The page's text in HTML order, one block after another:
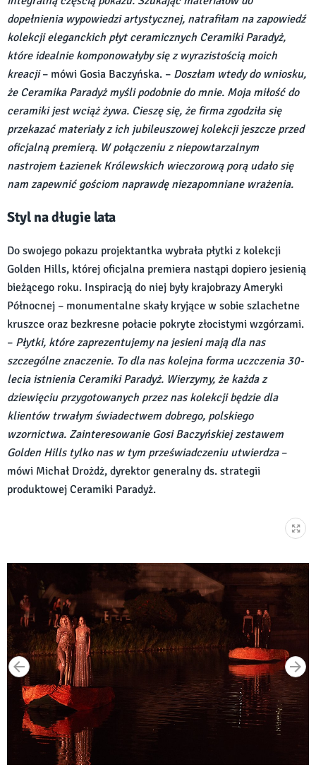
dopełnienia wypowiedzi artystycznej, natrafiłam na zapowiedź
kolekcji eleganckich płyt ceramicznych Ceramiki Paradyż,
które idealnie komponowałyby się z wyrazistością moich
kreacji– mówi Gosia Baczyńska. – Doszłam wtedy do wniosku,
że Ceramika Paradyż myśli podobnie do mnie. Moja miłość do
ceramiki jest wciąż żywa. Cieszę się, że firma zgodziła się
przekazać materiały z ich jubileuszowej kolekcji jeszcze przed
oficjalną premierą. W połączeniu z niepowtarzalnym
nastrojem Łazienek Królewskich wieczorową porą udało się
nam zapewnić gościom naprawdę niezapomniane wrażenia.
Styl na długie lata
Do swojego pokazu projektantka wybrała płytki z kolekcji
Golden Hills, której oficjalna premiera nastąpi dopiero jesienią
bieżącego roku. Inspiracją do niej były krajobrazy Ameryki
Północnej – monumentalne skały kryjące w sobie szlachetne
kruszce oraz bezkresne połacie pokryte złocistymi wzgórzami.
– Płytki, które zaprezentujemy na jesieni mają dla nas
szczególne znaczenie. To dla nas kolejna forma uczczenia 30-
lecia istnienia Ceramiki Paradyż. Wierzymy, że każda z
dziewięciu przygotowanych przez nas kolekcji będzie dla
klientów trwałym świadectwem dobrego, polskiego
wzornictwa. Zainteresowanie Gosi Baczyńskiej zestawem
Golden Hills tylko nas w tym przeświadczeniu utwierdza–
mówi Michał Drożdż, dyrektor generalny ds. strategii
produktowej Ceramiki Paradyż.